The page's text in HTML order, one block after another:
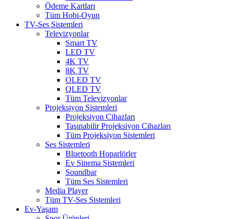
Ödeme Kartları
Tüm Hobi-Oyun
TV-Ses Sistemleri
Televizyonlar
Smart TV
LED TV
4K TV
8K TV
OLED TV
QLED TV
Tüm Televizyonlar
Projeksiyon Sistemleri
Projeksiyon Cihazları
Taşınabilir Projeksiyon Cihazları
Tüm Projeksiyon Sistemleri
Ses Sistemleri
Bluetooth Hoparlörler
Ev Sinema Sistemleri
Soundbar
Tüm Ses Sistemleri
Media Player
Tüm TV-Ses Sistemleri
Ev-Yaşam